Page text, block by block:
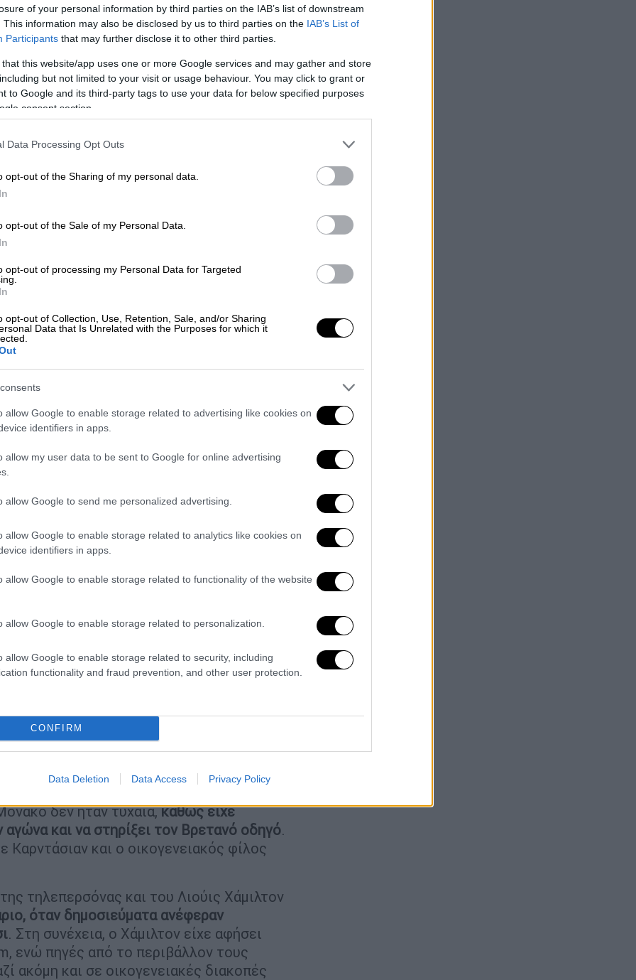
of your personal information by third parties on the IAB’s list of downstream
This information may also be disclosed by us to third parties on the IAB’s List of
Participants that may further disclose it to other third parties.
that this website/app uses one or more Google services and may gather and store
but not limited to your visit or usage behaviour. You may click to grant or
to Google and its third-party tags to use your data for below specified purposes
consent section.
Data Processing Opt Outs
opt-out of the Sharing of my personal data.
opt-out of the Sale of my Personal Data.
opt-out of processing my Personal Data for Targeted
opt-out of Collection, Use, Retention, Sale, and/or Sharing
Data that Is Unrelated with the Purposes for which it
allow Google to enable storage related to advertising like cookies on
identifiers in apps.
allow my user data to be sent to Google for online advertising
allow Google to send me personalized advertising.
allow Google to enable storage related to analytics like cookies on
identifiers in apps.
allow Google to enable storage related to functionality of the website
allow Google to enable storage related to personalization.
allow Google to enable storage related to security, including
functionality and fraud prevention, and other user protection.
CONFIRM
Data Deletion Data Access Privacy Policy
Γαλλία - Ερευνάται για καταγγελίες
Μπραντλ
, προκάλεσε η στάση της Κιμ
του Sky Sports, Μάρτιν
grid walk πριν την εκκίνηση του
και την αδελφή της, Κλόε,
δήλωση.
φάνηκε να κοιτάζει αλλού, ενώ στο
του συνωστισμού
. «Λοιπόν, δεν
ο Μπραντλ στον τηλεοπτικό αέρα,
σχολίων στα social media. Κάποιοι
και «αδιάφορη», με αναρτήσεις που
τον δημοσιογράφο . Άλλοι, ωστόσο,
πως δεν υπάρχει υποχρέωση
συνεντεύξεις, ειδικά σε ένα τόσο
1.
βρέθηκε ξανά στο επίκεντρο, αυτή τη
ο Λιούις Χάμιλτον
που κατέκτησε στον αγώνα
δικτύωσης, η Καρντάσιαν
κινητό της, ενώ βρίσκεται ανάμεσα στα
αργότερα, ο επτά φορές
μέρος της, χαμογελά και της στέλνει
του.
στιγμή που ο Χάμιλτον τ
κατά τη διάρκεια των πανηγυρισμών.
2063743345164251437?s=20
δεν ήταν τυχαία,καθώς είχε
και να στηρίξει τον Βρετανό οδηγό.
και ο οικογενειακός φίλος
τηλεπερσόνας και του Λιούις Χάμιλτον
όταν δημοσιεύματα ανέφεραν
. Στη συνέχεια, ο Χάμιλτον είχε αφήσει
ενώ πηγές από το περιβάλλον τους
ακόμη και σε οικογενειακές διακοπές